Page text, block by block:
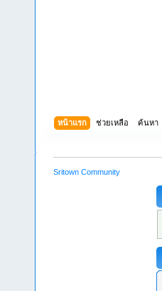
หน้าแรก ช่วยเหลือ ค้นหา
Sritown Community